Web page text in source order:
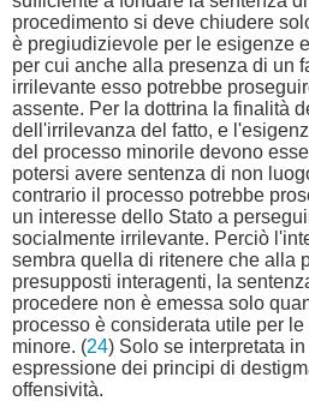
procedimento si deve chiudere
è pregiudizievole per le esigenze
per cui anche alla presenza di un
irrilevante esso potrebbe
assente. Per la dottrina la finalità
dell'irrilevanza del fatto, e
del processo minorile devono
potersi avere sentenza di non
contrario il processo potrebbe
un interesse dello Stato a
socialmente irrilevante. Perciò
sembra quella di ritenere che alla
presupposti interagenti, la
procedere non è emessa solo
processo è considerata utile per
minore. (24) Solo se interpretata
espressione dei principi di
offensività.